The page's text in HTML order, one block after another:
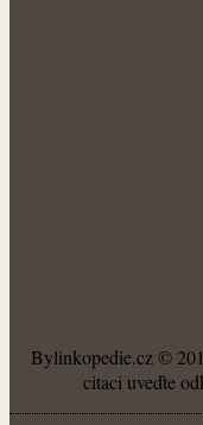
Bylinkopedie.cz ©
citaci uveďte